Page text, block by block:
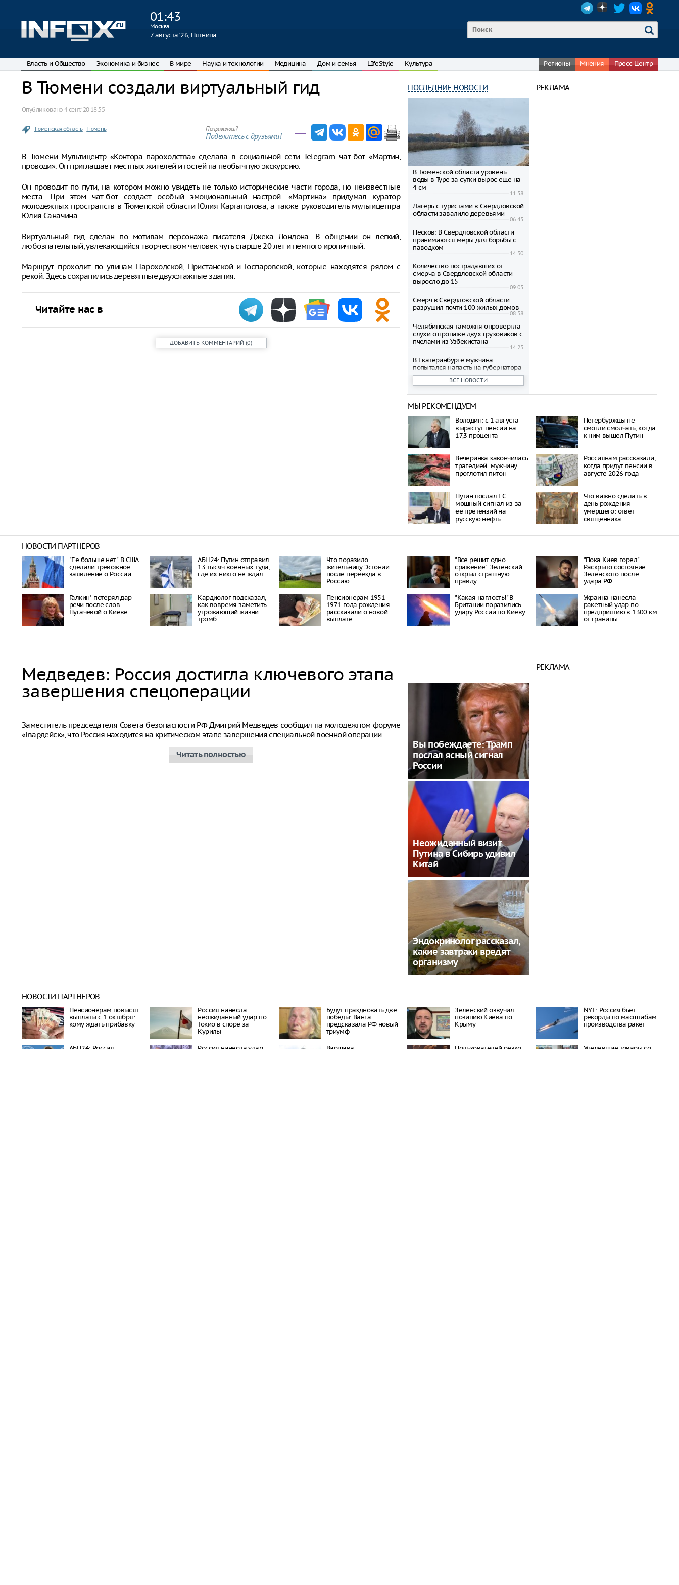
01:43
Москва
7 августа ‘26, Пятница
Власть и Общество Экономика и бизнес В мире Наука и технологии Медицина Дом и семья LIfeStyle Культура Регионы Мнения Пресс-Центр
В Тюмени создали виртуальный гид
Опубликовано4 сент. ‘20 18:55
Тюменская область Тюмень Понравилось?
Поделитесь с друзьями!
В Тюмени Мультицентр «Контора пароходства» сделала в социальной сети Telegram чат-бот «Мартин,
проводи». Он приглашает местных жителей и гостей на необычную экскурсию.
Он проводит по пути, на котором можно увидеть не только исторические части города, но неизвестные
места. При этом чат-бот создает особый эмоциональный настрой. «Мартина» придумал куратор
молодежных пространств в Тюменской области Юлия Каргаполова, а также руководитель мультицентра
Юлия Саначина.
Виртуальный гид сделан по мотивам персонажа писателя Джека Лондона. В общении он легкий,
любознательный, увлекающийся творчеством человек чуть старше 20 лет и немного ироничный.
Маршрут проходит по улицам Пароходской, Пристанской и Госпаровской, которые находятся рядом с
рекой. Здесь сохранились деревянные двухэтажные здания.
Читайте нас в
ДОБАВИТЬ КОММЕНТАРИЙ (0)
ПОСЛЕДНИЕ НОВОСТИ
В Тюменской области уровень
воды в Туре за сутки вырос еще на
4 см
11:58
Лагерь с туристами в Свердловской
области завалило деревьями
06:45
Песков: В Свердловской области
принимаются меры для борьбы с
паводком
14:30
Количество пострадавших от
смерча в Свердловской области
выросло до 15
09:05
Смерч в Свердловской области
разрушил почти 100 жилых домов
08:38
Челябинская таможня опровергла
слухи о пропаже двух грузовиков с
пчелами из Узбекистана
14:23
В Екатеринбурге мужчина
попытался напасть на губернатора
Дениса Паслера
В Курганской области введён
режим беспилотной опасности
Владельцам пострадавших от
беспилотников квартир в
Екатеринбурге выплатят по 15 000
рублей
Пять человек пострадали при
нападении на школу в Челябинске
В Екатеринбурге школьники вышли
на протест, но перепутали
Роскомнадзор и Роскадастр
В Тюменской области 9-летнюю
кредиту
ВСЕ НОВОСТИ
РЕКЛАМА
МЫ РЕКОМЕНДУЕМ
Володин: с 1 августа
вырастут пенсии на
17,3 процента
Петербуржцы не
смогли смолчать, когда
к ним вышел Путин
Вечеринка закончилась
трагедией: мужчину
проглотил питон
Россиянам рассказали,
когда придут пенсии в
августе 2026 года
Путин послал ЕС
мощный сигнал из-за
ее претензий на
русскую нефть
Что важно сделать в
день рождения
умершего: ответ
священника
НОВОСТИ ПАРТНЕРОВ
"Ее больше нет". В США
сделали тревожное
заявление о России
АБН24: Путин отправил
13 тысяч военных туда,
где их никто не ждал
Что поразило
жительницу Эстонии
после переезда в
Россию
"Все решит одно
сражение". Зеленский
открыл страшную
правду
"Пока Киев горел".
Раскрыто состояние
Зеленского после
удара РФ
Галкин* потерял дар
речи после слов
Пугачевой о Киеве
Кардиолог подсказал,
как вовремя заметить
угрожающий жизни
тромб
Пенсионерам 1951—
1971 года рождения
рассказали о новой
выплате
"Какая наглость!" В
Британии поразились
удару России по Киеву
Украина нанесла
ракетный удар по
предприятию в 1300 км
от границы
Медведев: Россия достигла ключевого этапа
завершения спецоперации
Дмитрий Медведев
Заместитель председателя Совета безопасности РФ Дмитрий Медведев сообщил на молодежном форуме
«Гвардейск», что Россия находится на критическом этапе завершения специальной военной операции.
Читать полностью
Вы побеждаете: Трамп
послал ясный сигнал
России
Неожиданный визит
Путина в Сибирь удивил
Китай
Эндокринолог рассказал,
какие завтраки вредят
организму
РЕКЛАМА
НОВОСТИ ПАРТНЕРОВ
Пенсионерам повысят
выплаты с 1 октября:
кому ждать прибавку
Россия нанесла
неожиданный удар по
Токио в споре за
Курилы
Будут праздновать две
победы: Ванга
предсказала РФ новый
триумф
Зеленский озвучил
позицию Киева по
Крыму
NYT: Россия бьет
рекорды по масштабам
производства ракет
АБН24: Россия
Россия нанесла удар
Варшава
Пользователей резко
Уцелевшие товары со